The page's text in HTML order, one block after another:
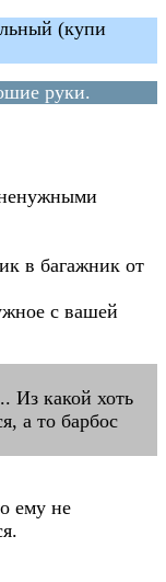
(купи
руки.
в багажник от
с вашей
Из какой хоть
а то барбос
ему не